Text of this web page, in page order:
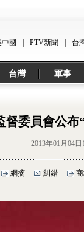
國 PTV新聞 台
台灣 軍事
督委員會公布
2013年01月04
網摘 糾錯